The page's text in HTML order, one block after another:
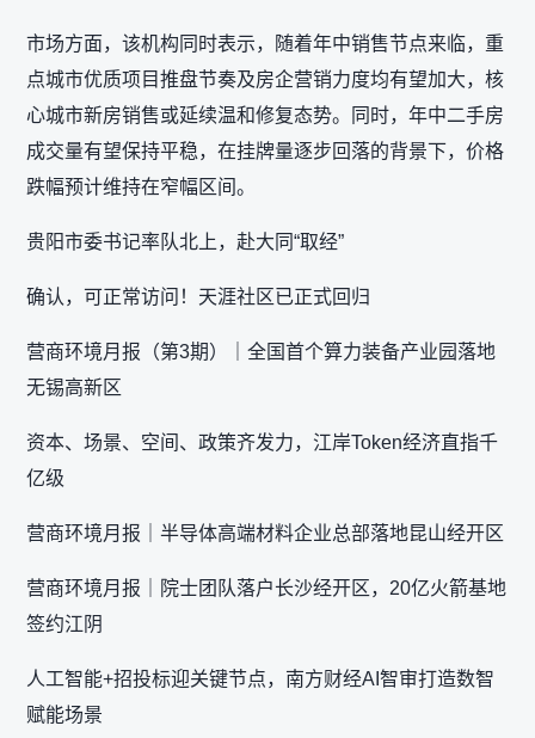
市场方面，该机构同时表示，随着年中销售节点来临，重
点城市优质项目推盘节奏及房企营销力度均有望加大，核
心城市新房销售或延续温和修复态势。同时，年中二手房
成交量有望保持平稳，在挂牌量逐步回落的背景下，价格
跌幅预计维持在窄幅区间。
贵阳市委书记率队北上，赴大同“取经”
确认，可正常访问！天涯社区已正式回归
营商环境月报（第3期）｜全国首个算力装备产业园落地
无锡高新区
资本、场景、空间、政策齐发力，江岸Token经济直指千
亿级
营商环境月报｜半导体高端材料企业总部落地昆山经开区
营商环境月报｜院士团队落户长沙经开区，20亿火箭基地
签约江阴
人工智能+招投标迎关键节点，南方财经AI智审打造数智
赋能场景